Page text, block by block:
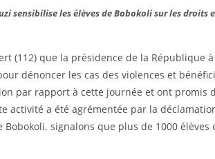
sensibilise les élèves de Bobokoli sur les
(112) que la présidence de la République
dénoncer les cas des violences et
par rapport à cette journée et ont promis
activité a été agrémentée par la
Bobokoli. signalons que plus de 1000